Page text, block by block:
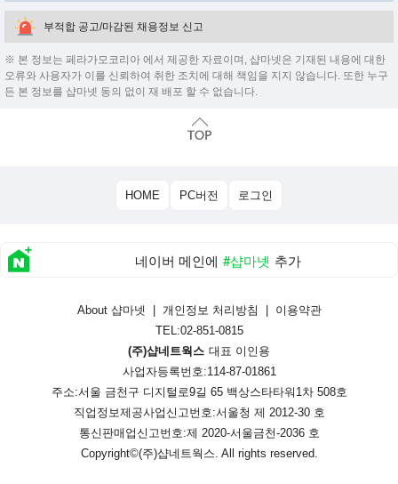
부적합 공고/마감된 채용정보 신고
※ 본 정보는 페라가모코리아 에서 제공한 자료이며, 샵마넷은 기재된 내용에 대한
오류와 사용자가 이를 신뢰하여 취한 조치에 대해 책임을 지지 않습니다. 또한 누구
든 본 정보를 샵마넷 동의 없이 재 배포 할 수 없습니다.
HOME PC버전 로그인
네이버 메인에 #샵마넷 추가
About 샵마넷 개인정보 처리방침
이용약관
TEL:02-851-0815
(주)샵네트웍스 대표 이인용
사업자등록번호:114-87-01861
주소:서울 금천구 디지털로9길 65 백상스타타워1차 508호
직업정보제공사업신고번호:서울청 제 2012-30 호
통신판매업신고번호:제 2020-서울금천-2036 호
Copyright©(주)샵네트웍스. All rights reserved.